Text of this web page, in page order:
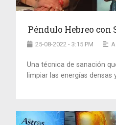
Péndulo Hebreo con
25-08-2022 - 3:15 PM
Una técnica de sanación
limpiar las energías densas